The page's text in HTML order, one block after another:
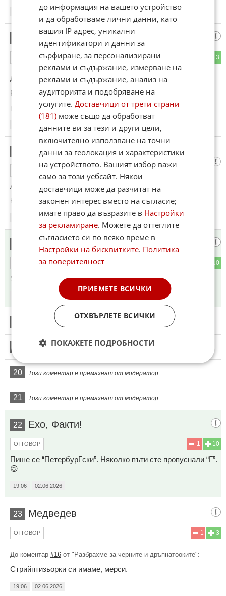
02.06.2026
Керестенлията
3
ОТГОВОР
До коментар#12от "Ти къде би отишъл":
Бих дошъл у вас.
Коментиран от #19,#21
Разбрахме за черните и дръпнатооките
А някой бял от Европа ще има ли?
Коментиран от#23
02.06.2026
Последния Софиянец
10
ОТГОВОР
Урсула може ли да събере 100 държави?
02.06.2026
Този коментар е премахнат от модератор.
Този коментар е премахнат от модератор.
20 Този коментар е премахнат от модератор.
21 Този коментар е премахнат от модератор.
22 Ехо, Факти!
10
1
ОТГОВОР
Пише се “ПетербурГски”. Няколко пъти сте пропуснали “Г”.
😉
19:06 02.06.2026
23 Медведев
3
1
ОТГОВОР
До коментар #16 от "Разбрахме за черните и дръпнатооките":
Стрийптизьорки си имаме, мерси.
19:06 02.06.2026
до информация на вашето устройство
и да обработваме лични данни, като
вашия IP адрес, уникални
идентификатори и данни за
сърфиране, за персонализирани
реклами и съдържание, измерване на
реклами и съдържание, анализ на
аудиторията и подобряване на
услугите.Доставчици от трети страни
(181) може също да обработват
данните ви за тези и други цели,
включително използване на точни
данни за геолокация и характеристики
на устройството. Вашият избор важи
само за този уебсайт. Някои
доставчици може да разчитат на
законен интерес вместо на съгласие;
имате право да възразите в Настройки
за рекламиране. Можете да оттеглите
съгласието си по всяко време в
Настройки на бисквитките. Политика
за поверителност
ПРИЕМЕТЕ ВСИЧКИ
ОТХВЪРЛЕТЕ ВСИЧКИ
ПОКАЖЕТЕ ПОДРОБНОСТИ